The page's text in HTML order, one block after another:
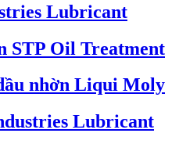
Lubricant
STP Oil Treatment
nhờn Liqui Moly
Lubricant